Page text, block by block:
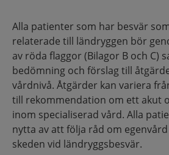
Alla patienter som har besvär
relaterade till ländryggen bör
av röda flaggor (Bilagor B och C)
bedömning och förslag till
vårdnivå. Åtgärder kan variera
till rekommendation om ett akut
inom specialiserad vård. Alla
nytta av att följa råd om egenvård
skeden vid ländryggsbesvär.